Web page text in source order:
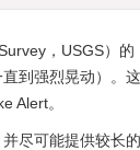
，USGS）的
到强烈晃动）。这
Alert。
尽可能提供较长的